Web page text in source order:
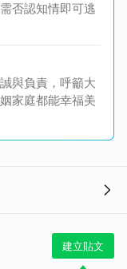
否認知情即可逃
與負責，呼籲大
家庭都能幸福美
建立貼文